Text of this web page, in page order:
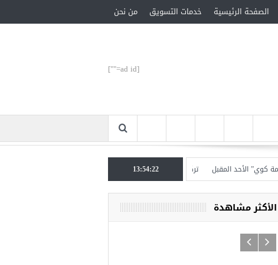
الصفحة الرئيسية خدمات التسويق من نحن
[ad id=""]
الأحد المقبل تركيا تحتل المرتبة الأولى عالميا بالمساعدات الإنسانية في 2017
13:54:23
الأكثر مشاهدة